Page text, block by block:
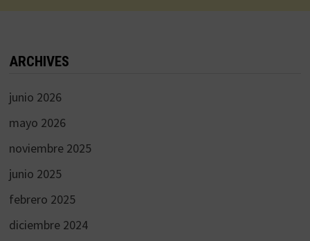
ARCHIVES
junio 2026
mayo 2026
noviembre 2025
junio 2025
febrero 2025
diciembre 2024